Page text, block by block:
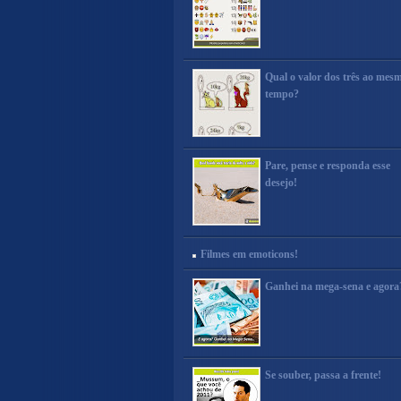
Qual o valor dos três ao
tempo?
Pare, pense e responda esse
desejo!
Filmes em emoticons!
Ganhei na mega-sena e
Se souber, passa a frente!